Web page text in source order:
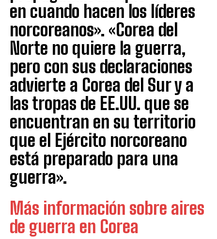
en cuando hacen los líderes
norcoreanos». «Corea del
Norte no quiere la guerra,
pero con sus declaraciones
advierte a Corea del Sur y a
las tropas de EE.UU. que se
encuentran en su territorio
que el Ejército norcoreano
está preparado para una
guerra».
Más información sobre aires
de guerra en Corea